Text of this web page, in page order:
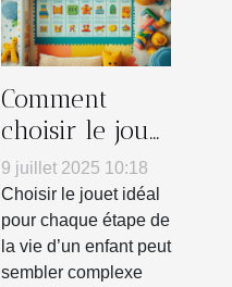
Comment
choisir le jouet
parfait pour
chaque âge ?
9 juillet 2025 10:18
Choisir le jouet idéal
pour chaque étape de
la vie d’un enfant peut
sembler complexe